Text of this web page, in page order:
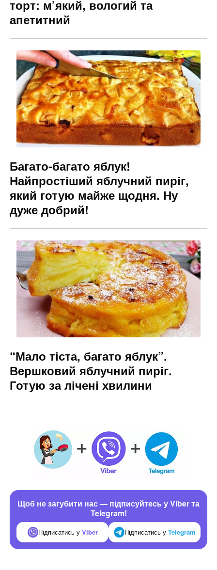
торт: м’який, вологий та
апетитний
Багато-багато яблук!
Найпростіший яблучний пиріг,
який готую майже щодня. Ну
дуже добрий!
“Мало тіста, багато яблук”.
Вершковий яблучний пиріг.
Готую за лічені хвилини
Щоб не загубити нас — підписуйтесь у Viber та
Telegram!
Підписатись у Viber Підписатись у Telegram